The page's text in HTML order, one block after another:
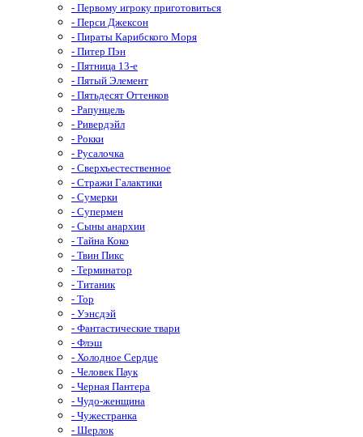
- Первому игроку приготовиться
- Перси Джексон
- Пираты Карибского Моря
- Питер Пэн
- Пятница 13-е
- Пятый Элемент
- Пятьдесят Оттенков
- Рапунцель
- Ривердэйл
- Рокки
- Русалочка
- Сверхъестественное
- Стражи Галактики
- Сумерки
- Супермен
- Сыны анархии
- Тайна Коко
- Твин Пикс
- Терминатор
- Титаник
- Тор
- Уэнсдэй
- Фантастические твари
- Флэш
- Холодное Сердце
- Человек Паук
- Черная Пантера
- Чудо-женщина
- Чужестранка
- Шерлок